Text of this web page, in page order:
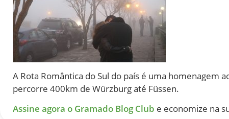
A Rota Romântica do Sul do país é uma homenagem
percorre 400km de Würzburg até Füssen.
Assine agora o Gramado Blog Club e economize na